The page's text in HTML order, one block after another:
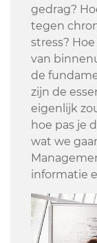
gedrag?
tegen
stress?
van
de
zijn de
eigenlijk
hoe pas je
wat we
informatie